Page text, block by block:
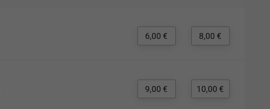
6,00 € 8,00 €
9,00 € 10,00 €